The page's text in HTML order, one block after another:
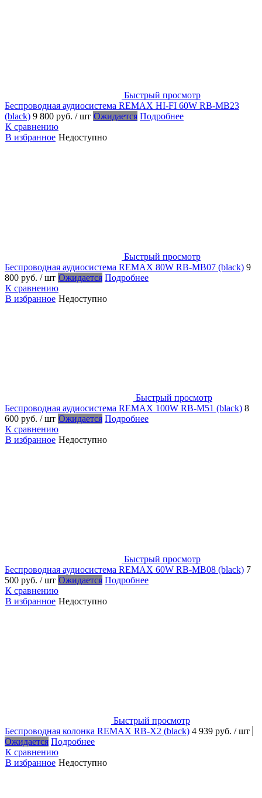
Быстрый просмотр
Беспроводная аудиосистема REMAX HI-FI 60W RB-MB23
(black) 9 800 руб. / шт Ожидается Подробнее
К сравнению
В избранное Недоступно
Быстрый просмотр
Беспроводная аудиосистема REMAX 80W RB-MB07 (black) 9
800 руб. / шт Ожидается Подробнее
К сравнению
В избранное Недоступно
Быстрый просмотр
Беспроводная аудиосистема REMAX 100W RB-M51 (black) 8
600 руб. / шт Ожидается Подробнее
К сравнению
В избранное Недоступно
Быстрый просмотр
Беспроводная аудиосистема REMAX 60W RB-MB08 (black) 7
500 руб. / шт Ожидается Подробнее
К сравнению
В избранное Недоступно
Быстрый просмотр
Беспроводная колонка REMAX RB-X2 (black) 4 939 руб. / шт
Ожидается Подробнее
К сравнению
В избранное Недоступно